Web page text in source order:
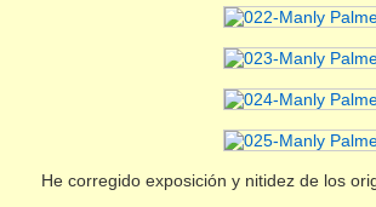
He corregido exposición y nitidez de los